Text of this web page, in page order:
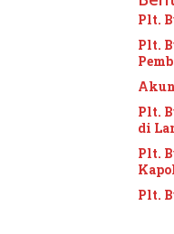
Plt.
Plt.
Plt.
di
Plt.
Plt.